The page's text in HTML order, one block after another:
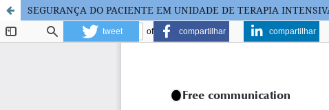
SEGURANÇA DO PACIENTE EM UNIDADE DE TERAPIA
tweet compartilhar compartilhar